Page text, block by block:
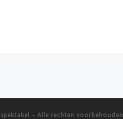
– Alle rechten voorbehouden